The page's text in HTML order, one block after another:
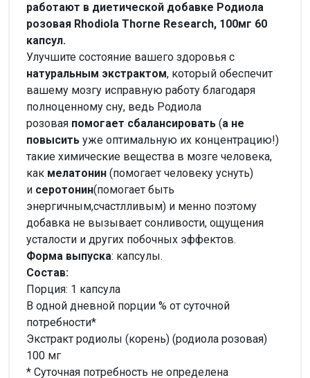
работают в диетической добавке Родиола
розовая Rhodiola Thorne Research, 100мг 60
капсул.
Улучшите состояние вашего здоровья с
натуральным экстрактом, который обеспечит
вашему мозгу исправную работу благодаря
полноценному сну, ведь Родиола
розовая помогает сбалансировать (а не
повысить уже оптимальную их концентрацию!)
такие химические вещества в мозге человека,
как мелатонин (помогает человеку уснуть)
и серотонин(помогает быть
энергичным,счастлливым) и менно поэтому
добавка не вызывает сонливости, ощущения
усталости и других побочных эффектов.
Форма выпуска: капсулы.
Состав:
Порция: 1 капсула
В одной дневной порции % от суточной
потребности*
Экстракт родиолы (корень) (родиола розовая)
100 мг
* Суточная потребность не определена